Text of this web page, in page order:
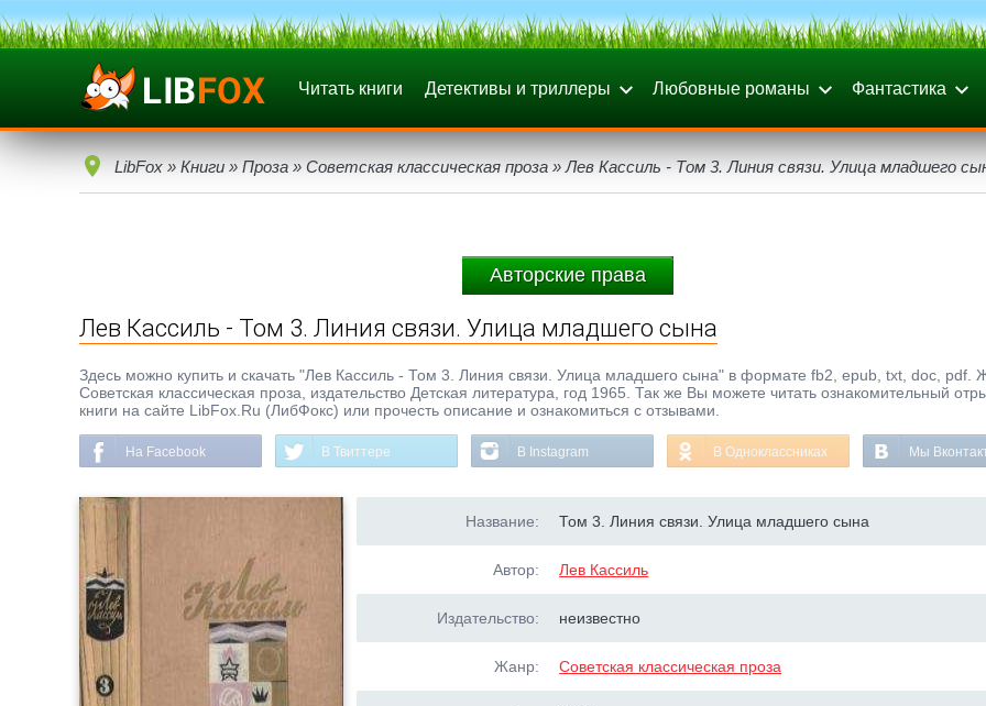
Читать книги Детективы и триллеры Любовные романы Фантастика
LibFox » Книги » Проза » Советская классическая проза » Лев Кассиль - Том 3. Линия связи. Улица младшего
Авторские права
Лев Кассиль - Том 3. Линия связи. Улица младшего сына
Здесь можно купить и скачать "Лев Кассиль - Том 3. Линия связи. Улица младшего сына" в формате fb2, epub, txt, doc, pdf.
Советская классическая проза, издательство Детская литература, год 1965. Так же Вы можете читать ознакомительный
книги на сайте LibFox.Ru (ЛибФокс) или прочесть описание и ознакомиться с отзывами.
На Facebook В Твиттере В Instagram В Одноклассниках Мы
Название: Том 3. Линия связи. Улица младшего сына
Автор: Лев Кассиль
Издательство: неизвестно
Жанр: Советская классическая проза